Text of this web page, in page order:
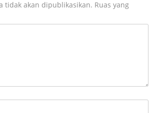
tidak akan dipublikasikan. Ruas yang